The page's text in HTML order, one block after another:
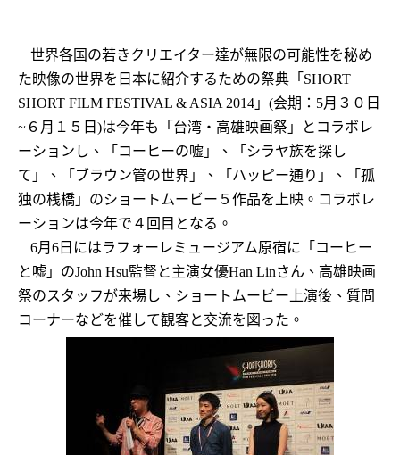
世界各国の若きクリエイター達が無限の可能性を秘め
た映像の世界を日本に紹介するための祭典「SHORT
SHORT FILM FESTIVAL & ASIA 2014 」 (会期： 5月３０日
~６月１５日)は今年も「台湾・高雄映画祭」とコラボレ
ーションし、「コーヒーの嘘」、「シラヤ族を探し
て」、「ブラウン管の世界」、「ハッピー通り」、「孤
独の桟橋」のショートムービー５作品を上映。コラボレ
ーションは今年で４回目となる。
6月 6 日にはラフォーレミュージアム原宿に「コーヒー
と嘘」のJohn Hsu監督と主演女優Han Linさん、高雄映画
祭のスタッフが来場し、 ショートムービー上演後、質問
コーナーなどを催して観客と交流を図った。